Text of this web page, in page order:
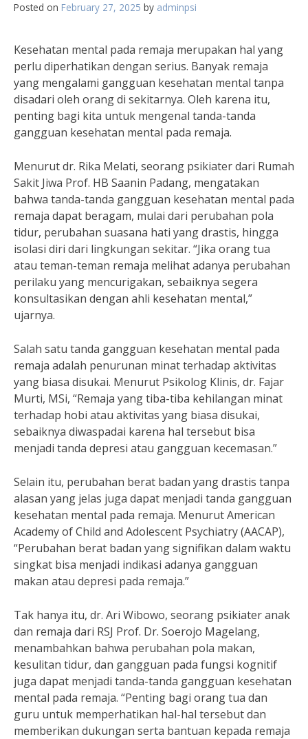
Posted on February 27, 2025 by adminpsi
Kesehatan mental pada remaja merupakan hal yang
perlu diperhatikan dengan serius. Banyak remaja
yang mengalami gangguan kesehatan mental tanpa
disadari oleh orang di sekitarnya. Oleh karena itu,
penting bagi kita untuk mengenal tanda-tanda
gangguan kesehatan mental pada remaja.
Menurut dr. Rika Melati, seorang psikiater dari Rumah
Sakit Jiwa Prof. HB Saanin Padang, mengatakan
bahwa tanda-tanda gangguan kesehatan mental pada
remaja dapat beragam, mulai dari perubahan pola
tidur, perubahan suasana hati yang drastis, hingga
isolasi diri dari lingkungan sekitar. “Jika orang tua
atau teman-teman remaja melihat adanya perubahan
perilaku yang mencurigakan, sebaiknya segera
konsultasikan dengan ahli kesehatan mental,”
ujarnya.
Salah satu tanda gangguan kesehatan mental pada
remaja adalah penurunan minat terhadap aktivitas
yang biasa disukai. Menurut Psikolog Klinis, dr. Fajar
Murti, MSi, “Remaja yang tiba-tiba kehilangan minat
terhadap hobi atau aktivitas yang biasa disukai,
sebaiknya diwaspadai karena hal tersebut bisa
menjadi tanda depresi atau gangguan kecemasan.”
Selain itu, perubahan berat badan yang drastis tanpa
alasan yang jelas juga dapat menjadi tanda gangguan
kesehatan mental pada remaja. Menurut American
Academy of Child and Adolescent Psychiatry (AACAP),
“Perubahan berat badan yang signifikan dalam waktu
singkat bisa menjadi indikasi adanya gangguan
makan atau depresi pada remaja.”
Tak hanya itu, dr. Ari Wibowo, seorang psikiater anak
dan remaja dari RSJ Prof. Dr. Soerojo Magelang,
menambahkan bahwa perubahan pola makan,
kesulitan tidur, dan gangguan pada fungsi kognitif
juga dapat menjadi tanda-tanda gangguan kesehatan
mental pada remaja. “Penting bagi orang tua dan
guru untuk memperhatikan hal-hal tersebut dan
memberikan dukungan serta bantuan kepada remaja